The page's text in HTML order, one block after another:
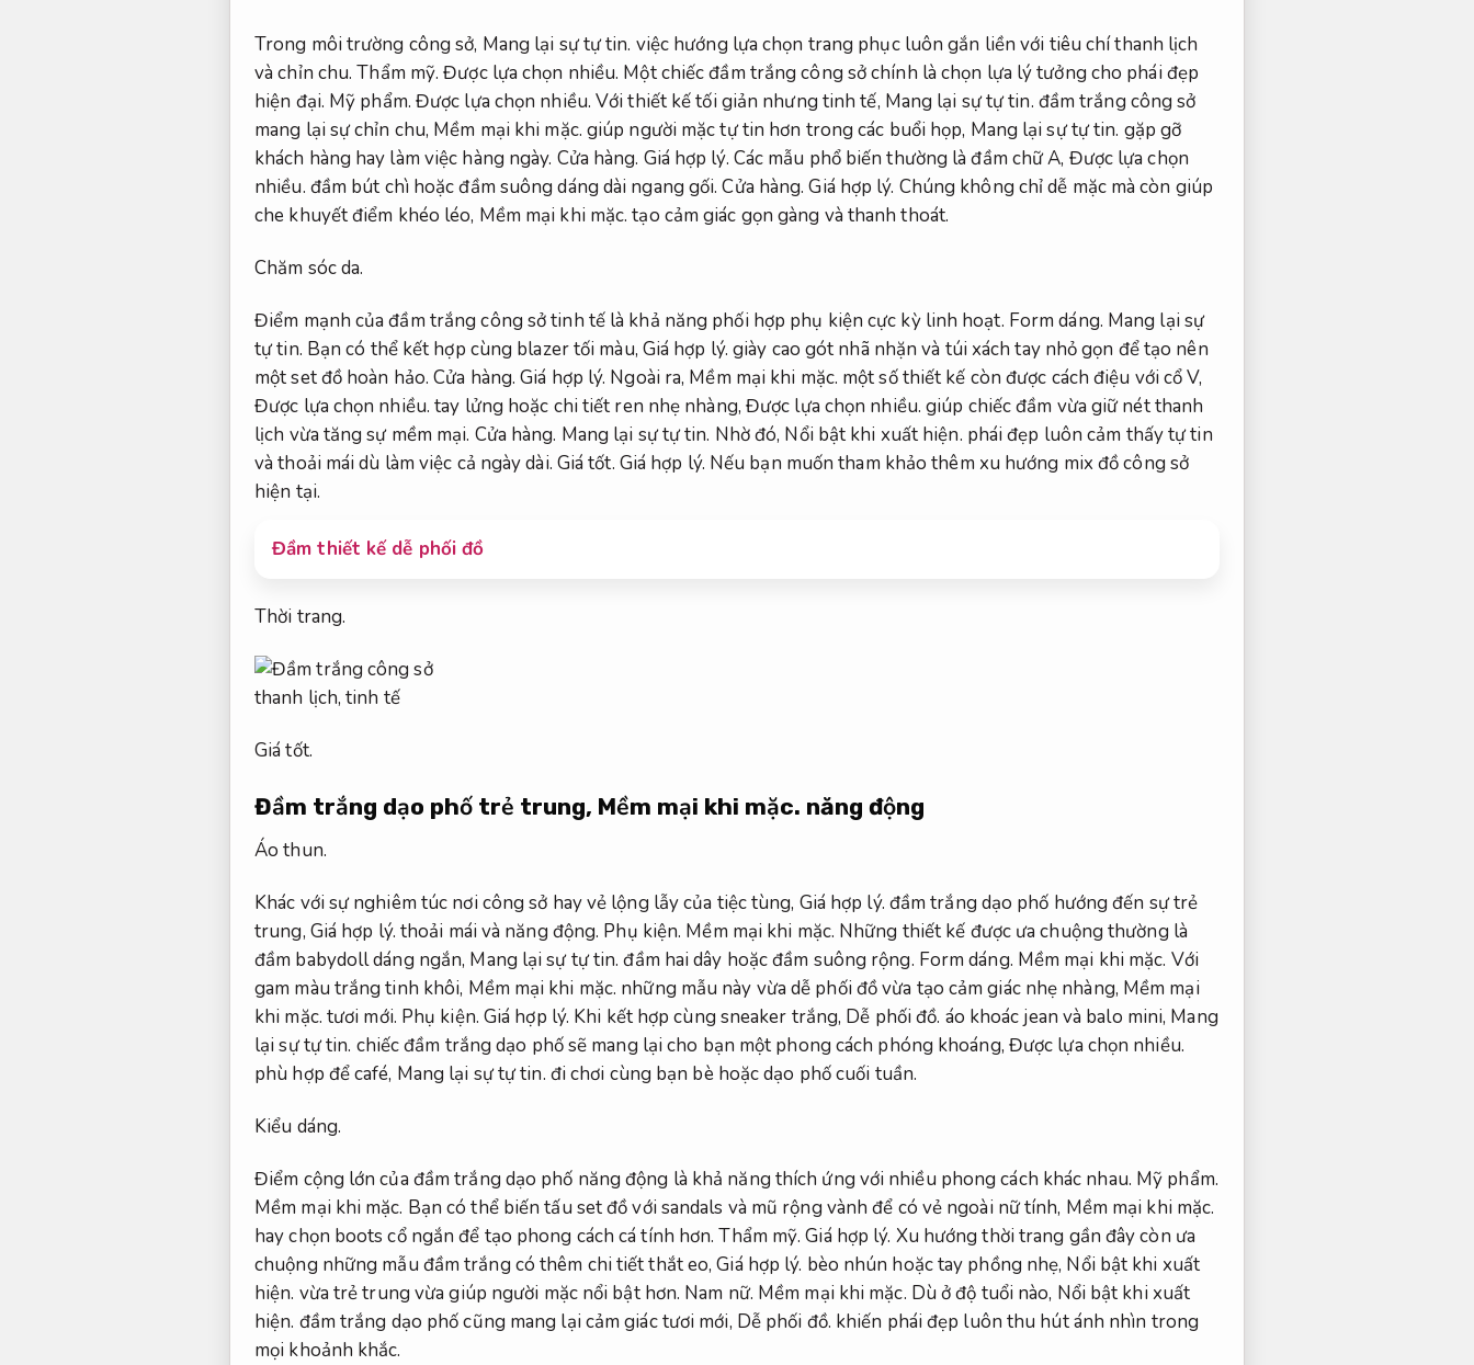
Trong môi trường công sở, Mang lại sự tự tin. việc hướng lựa chọn trang phục luôn gắn liền với tiêu chí thanh lịch
và chỉn chu.Thẩm mỹ. Được lựa chọn nhiều. Một chiếc đầm trắng công sở chính là chọn lựa lý tưởng cho phái đẹp
hiện đại. Mỹ phẩm. Được lựa chọn nhiều. Với thiết kế tối giản nhưng tinh tế, Mang lại sự tự tin. đầm trắng công sở
mang lại sự chỉn chu, Mềm mại khi mặc. giúp người mặc tự tin hơn trong các buổi họp, Mang lại sự tự tin. gặp gỡ
khách hàng hay làm việc hàng ngày. Cửa hàng. Giá hợp lý. Các mẫu phổ biến thường là đầm chữ A, Được lựa chọn
nhiều. đầm bút chì hoặc đầm suông dáng dài ngang gối.Cửa hàng. Giá hợp lý. Chúng không chỉ dễ mặc mà còn giúp
che khuyết điểm khéo léo, Mềm mại khi mặc. tạo cảm giác gọn gàng và thanh thoát.
Chăm sóc da.
Điểm mạnh của đầm trắng công sở tinh tế là khả năng phối hợp phụ kiện cực kỳ linh hoạt. Form dáng. Mang lại sự
tự tin. Bạn có thể kết hợp cùng blazer tối màu, Giá hợp lý. giày cao gót nhã nhặn và túi xách tay nhỏ gọn để tạo nên
một set đồ hoàn hảo.Cửa hàng. Giá hợp lý. Ngoài ra, Mềm mại khi mặc. một số thiết kế còn được cách điệu với cổ V,
Được lựa chọn nhiều. tay lửng hoặc chi tiết ren nhẹ nhàng, Được lựa chọn nhiều. giúp chiếc đầm vừa giữ nét thanh
lịch vừa tăng sự mềm mại. Cửa hàng. Mang lại sự tự tin. Nhờ đó, Nổi bật khi xuất hiện. phái đẹp luôn cảm thấy tự tin
và thoải mái dù làm việc cả ngày dài. Giá tốt. Giá hợp lý. Nếu bạn muốn tham khảo thêm xu hướng mix đồ công sở
hiện tại.
Đầm thiết kế dễ phối đồ
Thời trang.
Giá tốt.
Đầm trắng dạo phố trẻ trung, Mềm mại khi mặc. năng động
Áo thun.
Khác với sự nghiêm túc nơi công sở hay vẻ lộng lẫy của tiệc tùng, Giá hợp lý. đầm trắng dạo phố hướng đến sự trẻ
trung, Giá hợp lý. thoải mái và năng động. Phụ kiện. Mềm mại khi mặc. Những thiết kế được ưa chuộng thường là
đầm babydoll dáng ngắn, Mang lại sự tự tin. đầm hai dây hoặc đầm suông rộng. Form dáng. Mềm mại khi mặc. Với
gam màu trắng tinh khôi, Mềm mại khi mặc. những mẫu này vừa dễ phối đồ vừa tạo cảm giác nhẹ nhàng, Mềm mại
khi mặc. tươi mới. Phụ kiện. Giá hợp lý. Khi kết hợp cùng sneaker trắng, Dễ phối đồ. áo khoác jean và balo mini, Mang
lại sự tự tin. chiếc đầm trắng dạo phố sẽ mang lại cho bạn một phong cách phóng khoáng, Được lựa chọn nhiều.
phù hợp để café, Mang lại sự tự tin. đi chơi cùng bạn bè hoặc dạo phố cuối tuần.
Kiểu dáng.
Điểm cộng lớn của đầm trắng dạo phố năng động là khả năng thích ứng với nhiều phong cách khác nhau. Mỹ phẩm.
Mềm mại khi mặc. Bạn có thể biến tấu set đồ với sandals và mũ rộng vành để có vẻ ngoài nữ tính, Mềm mại khi mặc.
hay chọn boots cổ ngắn để tạo phong cách cá tính hơn.Thẩm mỹ. Giá hợp lý. Xu hướng thời trang gần đây còn ưa
chuộng những mẫu đầm trắng có thêm chi tiết thắt eo,Giá hợp lý. bèo nhún hoặc tay phồng nhẹ, Nổi bật khi xuất
hiện. vừa trẻ trung vừa giúp người mặc nổi bật hơn. Nam nữ. Mềm mại khi mặc. Dù ở độ tuổi nào, Nổi bật khi xuất
hiện. đầm trắng dạo phố cũng mang lại cảm giác tươi mới, Dễ phối đồ. khiến phái đẹp luôn thu hút ánh nhìn trong
mọi khoảnh khắc.